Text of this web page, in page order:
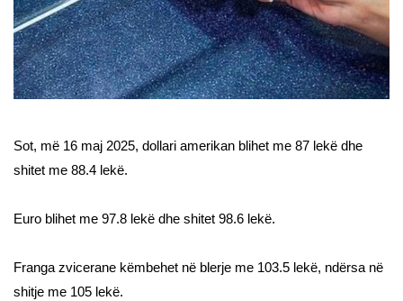
Sot, më 16 maj 2025, dollari amerikan blihet me 87 lekë dhe
shitet me 88.4 lekë.
Euro blihet me 97.8 lekë dhe shitet 98.6 lekë.
Franga zvicerane këmbehet në blerje me 103.5 lekë, ndërsa në
shitje me 105 lekë.